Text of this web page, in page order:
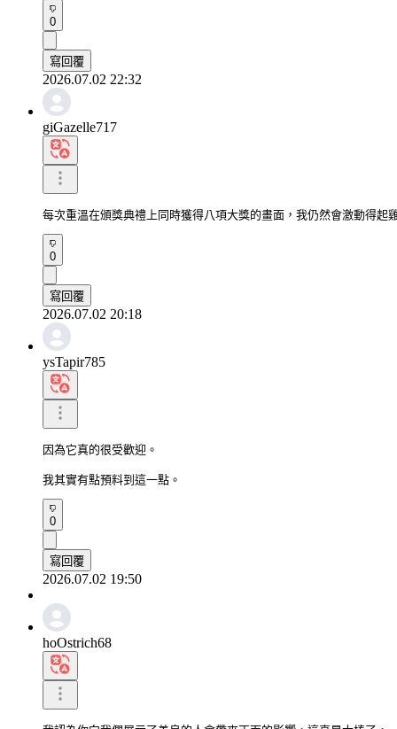
0
寫回覆
2026.07.02 22:32
giGazelle717
每次重溫在頒獎典禮上同時獲得八項大獎的畫面，我仍然會激動得起
0
寫回覆
2026.07.02 20:18
ysTapir785
因為它真的很受歡迎。
我其實有點預料到這一點。
0
寫回覆
2026.07.02 19:50
hoOstrich68